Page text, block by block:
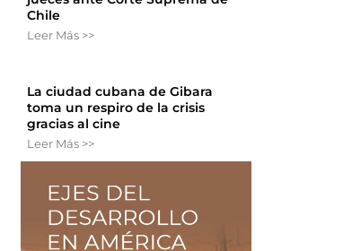
Chile
Leer Más >>
La ciudad cubana de Gibara
toma un respiro de la crisis
gracias al cine
Leer Más >>